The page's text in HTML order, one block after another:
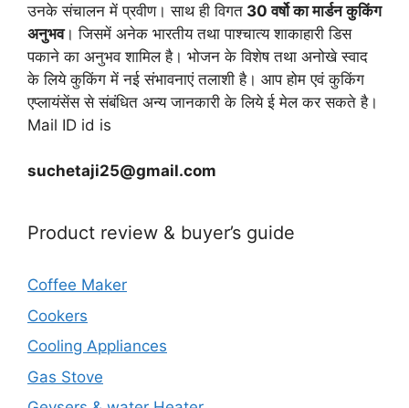
उनके संचालन में प्रवीण। साथ ही विगत 30 वर्षो का मार्डन कुकिंग
अनुभव। जिसमें अनेक भारतीय तथा पाश्चात्य शाकाहारी डिस
पकाने का अनुभव शामिल है। भोजन के विशेष तथा अनोखे स्वाद
के लिये कुकिंग में नई संभावनाएं तलाशी है। आप होम एवं कुकिंग
एप्लायंसेंस से संबंधित अन्य जानकारी के लिये ई मेल कर सकते है।
Mail ID id is
suchetaji25@gmail.com
Product review & buyer’s guide
Coffee Maker
Cookers
Cooling Appliances
Gas Stove